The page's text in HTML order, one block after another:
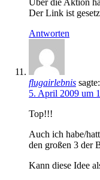
Über die Aktion
Der Link ist
Antworten
flugairlebnis sagte:
5. April 2009 um
Top!!!
Auch ich habe/
den großen 3 der
Kann diese Idee